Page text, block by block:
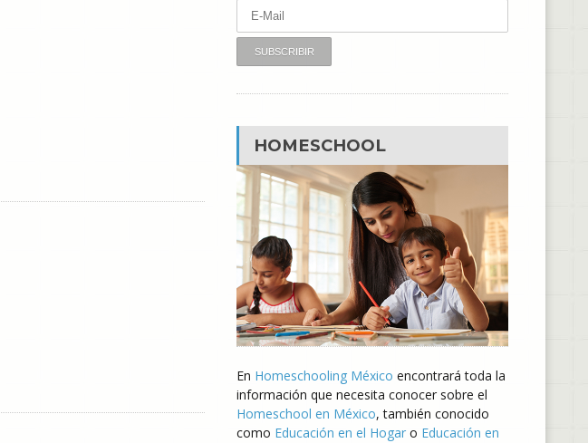
HOMESCHOOL
En Homeschooling México encontrará toda la
información que necesita conocer sobre el
Homeschool en México, también conocido
como Educación en el Hogar o Educación en